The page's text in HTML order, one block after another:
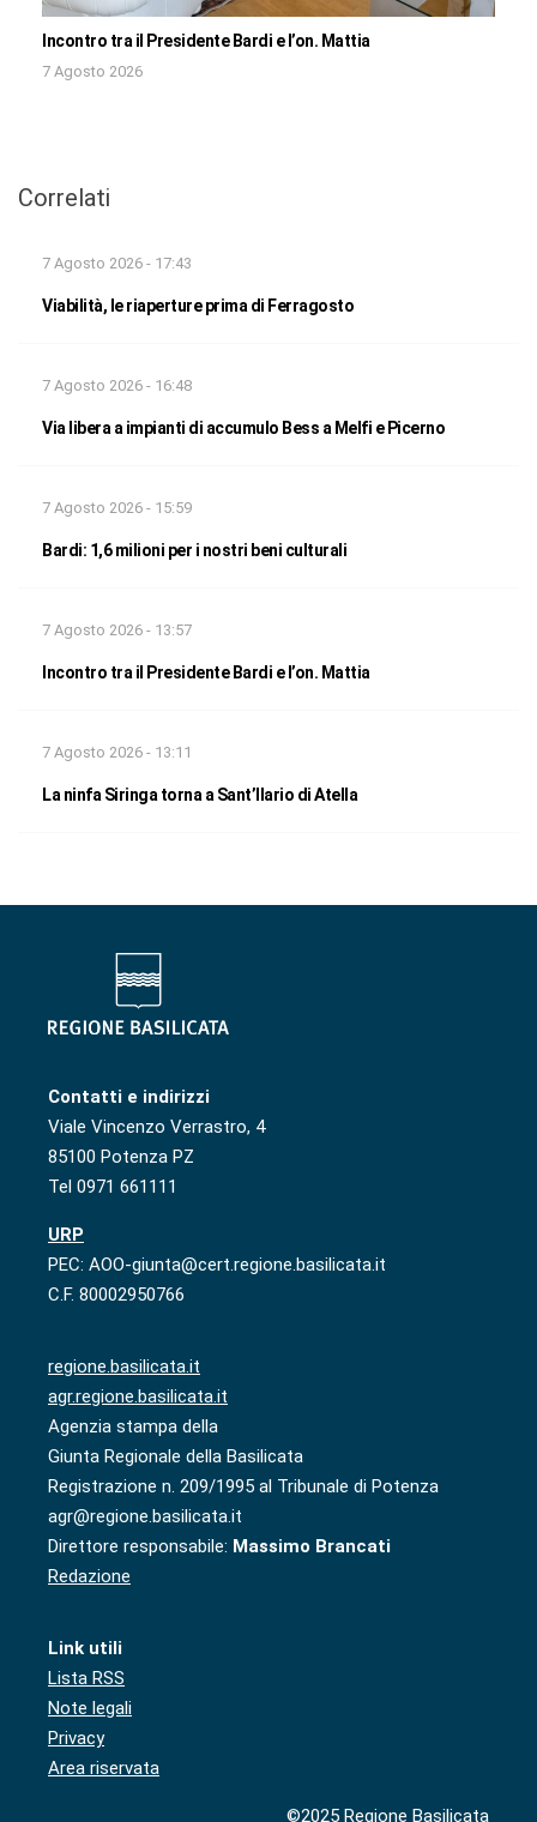
Incontro tra il Presidente Bardi e l’on. Mattia
7 Agosto 2026
Correlati
7 Agosto 2026 - 17:43
Viabilità, le riaperture prima di Ferragosto
7 Agosto 2026 - 16:48
Via libera a impianti di accumulo Bess a Melfi e Picerno
7 Agosto 2026 - 15:59
Bardi: 1,6 milioni per i nostri beni culturali
7 Agosto 2026 - 13:57
Incontro tra il Presidente Bardi e l’on. Mattia
7 Agosto 2026 - 13:11
La ninfa Siringa torna a Sant’Ilario di Atella
Contatti e indirizzi
Viale Vincenzo Verrastro, 4
85100 Potenza PZ
Tel 0971 661111
URP
PEC: AOO-giunta@cert.regione.basilicata.it
C.F. 80002950766
regione.basilicata.it
agr.regione.basilicata.it
Agenzia stampa della
Giunta Regionale della Basilicata
Registrazione n. 209/1995 al Tribunale di Potenza
agr@regione.basilicata.it
Direttore responsabile: Massimo Brancati
Redazione
Link utili
Lista RSS
Note legali
Privacy
Area riservata
©2025 Regione Basilicata